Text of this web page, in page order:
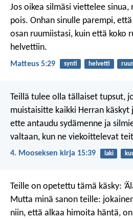
Jos oikea silmäsi viettelee
pois. Onhan sinulle parempi,
osan ruumiistasi, kuin että koko
helvettiin.
Matteus 5:29 synti helvetti
Teillä tulee olla tällaiset tupsut,
muistaisitte kaikki Herran
ette antaudu sydämenne ja
valtaan, kun ne viekoittelevat
4. Mooseksen kirja 15:39 laki
Teille on opetettu tämä käsky:
Mutta minä sanon teille:
niin, että alkaa himoita häntä,